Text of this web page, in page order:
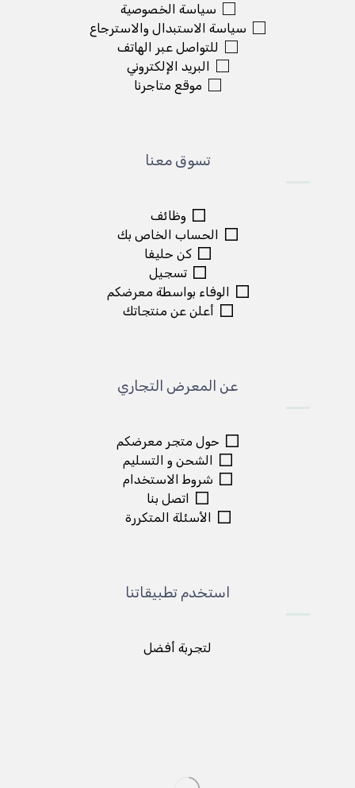
سياسة الخصوصية
سياسة الاستبدال والاسترجاع
للتواصل عبر الهاتف
البريد الإلكتروني
موقع متاجرنا
تسوق معنا
وظائف
الحساب الخاص بك
كن حليفا
تسجيل
الوفاء بواسطة معرضكم
أعلن عن منتجاتك
عن المعرض التجاري
حول متجر معرضكم
الشحن و التسليم
شروط الاستخدام
اتصل بنا
الأسئلة المتكررة
استخدم تطبيقاتنا
لتجربة أفضل